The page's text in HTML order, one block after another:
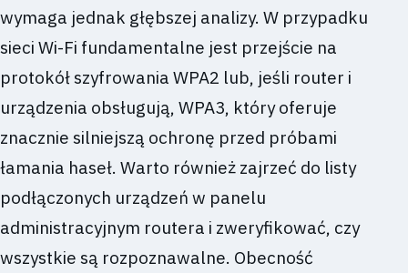
wymaga jednak głębszej analizy. W przypadku
sieci Wi-Fi fundamentalne jest przejście na
protokół szyfrowania WPA2 lub, jeśli router i
urządzenia obsługują, WPA3, który oferuje
znacznie silniejszą ochronę przed próbami
łamania haseł. Warto również zajrzeć do listy
podłączonych urządzeń w panelu
administracyjnym routera i zweryfikować, czy
wszystkie są rozpoznawalne. Obecność